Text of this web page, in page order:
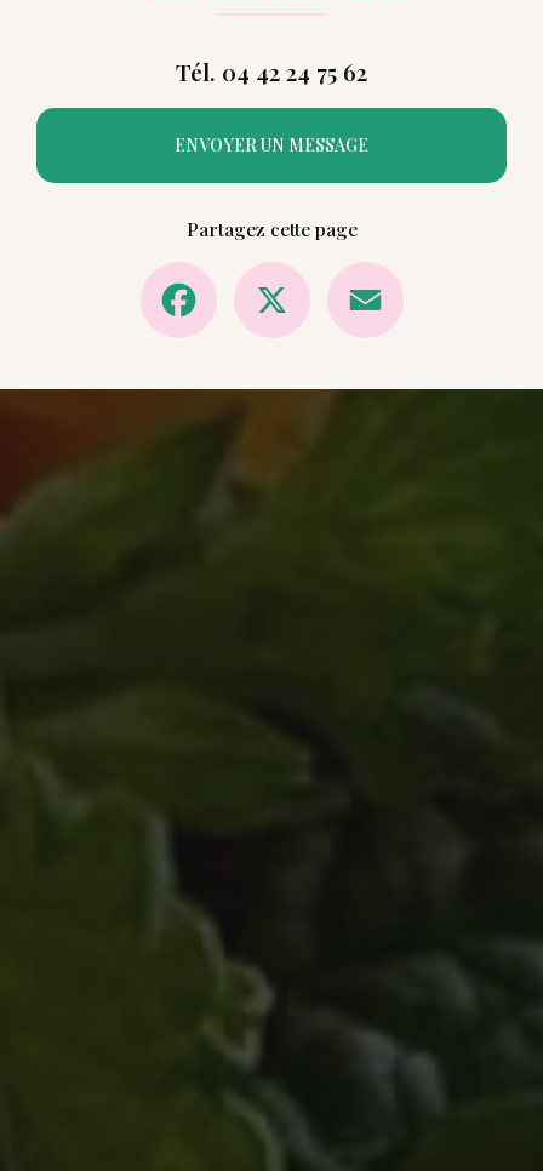
Tél. 04 42 24 75 62
ENVOYER UN MESSAGE
Partagez cette page
Facebook